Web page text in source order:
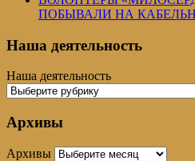
ПОБЫВАЛИ НА
Наша деятельность
Наша деятельность
Архивы
Архивы